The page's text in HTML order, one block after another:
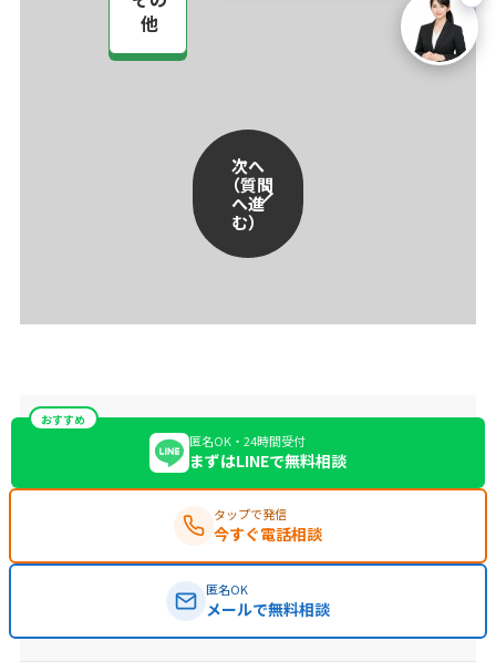
他
次へ
（質問
へ進
む）
おすすめ
匿名OK・24時間受付
まずはLINEで無料相談
タップで発信
今すぐ電話相談
匿名OK
メールで無料相談